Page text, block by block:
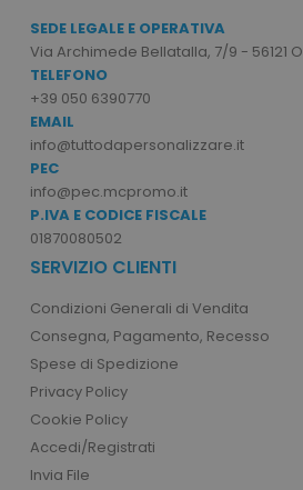
SEDE LEGALE E OPERATIVA
Via Archimede Bellatalla, 7/9 - 56121
TELEFONO
+39 050 6390770
EMAIL
info@tuttodapersonalizzare.it
PEC
info@pec.mcpromo.it
P.IVA E CODICE FISCALE
01870080502
SERVIZIO CLIENTI
Condizioni Generali di Vendita
Consegna, Pagamento, Recesso
Spese di Spedizione
Privacy Policy
Cookie Policy
Accedi/Registrati
Invia File
I cookie strettamente necessari
Il sito web non può essere
necessari.
utm_source
utm_campaign
mage-cache-sessid